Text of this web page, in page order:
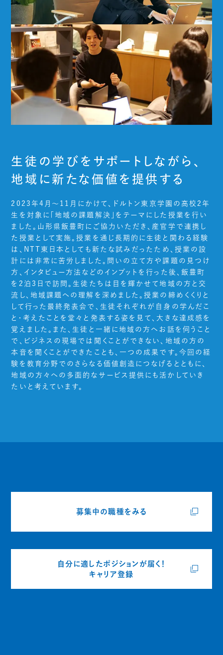
生徒の学びをサポートしながら、
地域に新たな価値を提供する
2023年4月～11月にかけて、ドルトン東京学園の高校2年
生を対象に「地域の課題解決」をテーマにした授業を行い
ました。山形県飯豊町にご協力いただき、産官学で連携し
た授業として実施。授業を通じ長期的に生徒と関わる経験
は、NTT東日本としても新たな試みだったため、授業の設
計には非常に苦労しました。問いの立て方や課題の見つけ
方、インタビュー方法などのインプットを行った後、飯豊町
を2泊3日で訪問。生徒たちは目を輝かせて地域の方と交
流し、地域課題への理解を深めました。授業の締めくくりと
して行った最終発表会で、生徒それぞれが自身の学んだこ
と・考えたことを堂々と発表する姿を見て、大きな達成感を
覚えました。また、生徒と一緒に地域の方へお話を伺うこと
で、ビジネスの現場では聞くことができない、地域の方の
本音を聞くことができたことも、一つの成果です。今回の経
験を教育分野でのさらなる価値創造につなげるとともに、
地域の方々への多面的なサービス提供にも活かしていき
たいと考えています。
募集中の職種をみる
自分に適したポジションが届く！
キャリア登録